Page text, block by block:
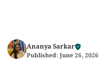
Ananya Sarkar
Published: June 26, 2026